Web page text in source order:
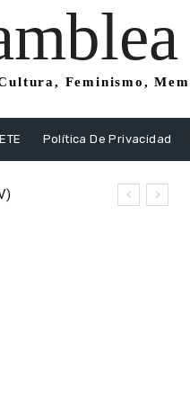
Feminismo,
Política De Privacidad